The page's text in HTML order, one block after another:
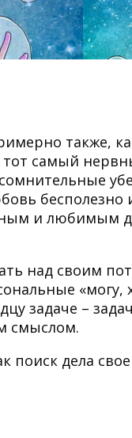
также,
тот самый
бесполезно
и любимым
над своим
«могу,
задаче –
смыслом.
поиск дела